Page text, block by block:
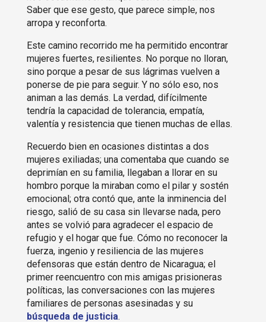
Saber que ese gesto, que parece simple, nos
arropa y reconforta.
Este camino recorrido me ha permitido encontrar
mujeres fuertes, resilientes. No porque no lloran,
sino porque a pesar de sus lágrimas vuelven a
ponerse de pie para seguir. Y no sólo eso, nos
animan a las demás. La verdad, difícilmente
tendría la capacidad de tolerancia, empatía,
valentía y resistencia que tienen muchas de ellas.
Recuerdo bien en ocasiones distintas a dos
mujeres exiliadas; una comentaba que cuando se
deprimían en su familia, llegaban a llorar en su
hombro porque la miraban como el pilar y sostén
emocional; otra contó que, ante la inminencia del
riesgo, salió de su casa sin llevarse nada, pero
antes se volvió para agradecer el espacio de
refugio y el hogar que fue. Cómo no reconocer la
fuerza, ingenio y resiliencia de las mujeres
defensoras que están dentro de Nicaragua; el
primer reencuentro con mis amigas prisioneras
políticas, las conversaciones con las mujeres
familiares de personas asesinadas y su
búsqueda de justicia.